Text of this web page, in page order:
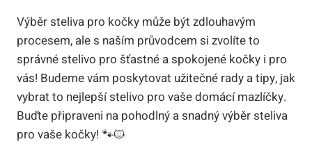
Výběr steliva pro kočky může být zdlouhavým
procesem, ale s naším průvodcem si zvolíte to
správné stelivo pro šťastné a spokojené kočky i pro
vás! Budeme vám poskytovat užitečné rady a tipy, jak
vybrat to nejlepší stelivo pro vaše domácí mazlíčky.
Buďte připraveni na pohodlný a snadný výběr steliva
pro vaše kočky! 🐾🐱